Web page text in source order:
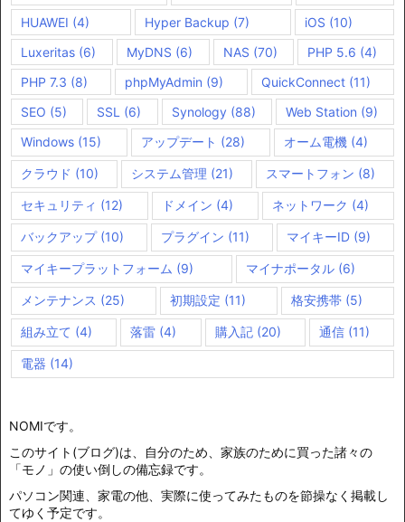
HUAWEI (4) Hyper Backup (7) iOS (10)
Luxeritas (6) MyDNS (6) NAS (70) PHP 5.6 (4)
PHP 7.3 (8) phpMyAdmin (9) QuickConnect(11)
SEO (5) SSL (6) Synology (88) Web Station (9)
Windows (15) アップデート (28) オーム電機 (4)
クラウド (10) システム管理 (21) スマートフォン (8)
セキュリティ (12) ドメイン (4) ネットワーク (4)
バックアップ(10) プラグイン (11) マイキーID (9)
マイキープラットフォーム (9) マイナポータル (6)
メンテナンス (25) 初期設定 (11) 格安携帯 (5)
組み立て (4) 落雷 (4) 購入記(20) 通信(11)
電器 (14)
NOMIです。
このサイト(ブログ)は、自分のため、家族のために買った諸々の
「モノ」の使い倒しの備忘録です。
パソコン関連、家電の他、実際に使ってみたものを節操なく掲載し
てゆく予定です。